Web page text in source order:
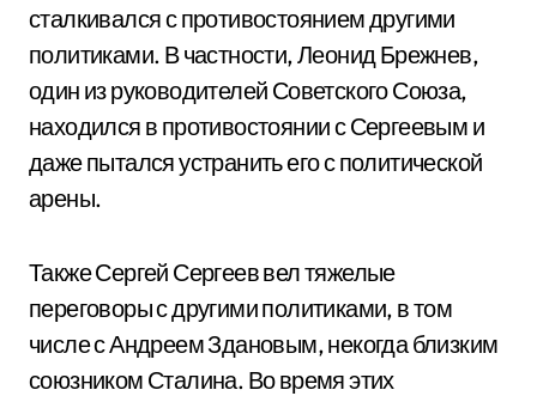
сталкивался с противостоянием другими
политиками. В частности, Леонид Брежнев,
один из руководителей Советского Союза,
находился в противостоянии с Сергеевым и
даже пытался устранить его с политической
арены.
Также Сергей Сергеев вел тяжелые
переговоры с другими политиками, в том
числе с Андреем Здановым, некогда близким
союзником Сталина. Во время этих